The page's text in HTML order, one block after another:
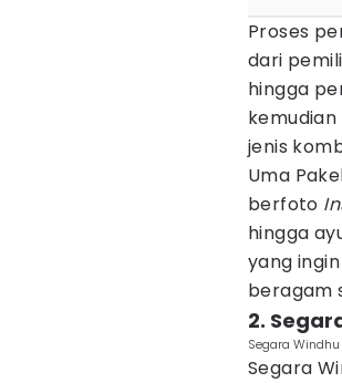
Proses
dari
hingga
kemudian
jenis
Uma
berfoto
hingga
yang
beragam
2.
Segara
Segara